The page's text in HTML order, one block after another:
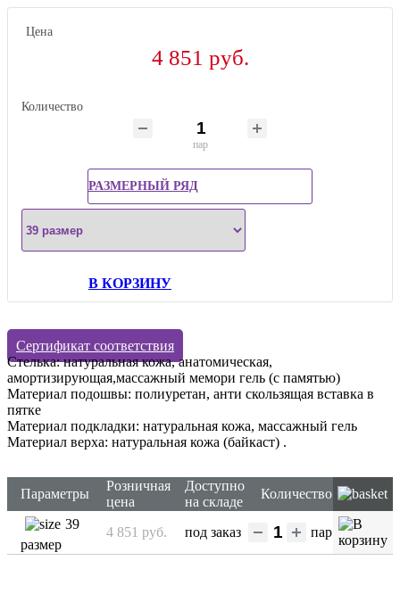
Цена
4 851 руб.
Количество
пар
РАЗМЕРНЫЙ РЯД
В КОРЗИНУ
Сертификат соответствия
Стелька: натуральная кожа, анатомическая,
амортизирующая,массажный мемори гель (с памятью)
Материал подошвы: полиуретан, анти скользящая вставка в
пятке
Материал подкладки: натуральная кожа, массажный гель
Материал верха: натуральная кожа (байкаст) .
Параметры
Розничная
цена
Доступно
на складе
Количество
39
размер
4 851 руб. под заказ пар